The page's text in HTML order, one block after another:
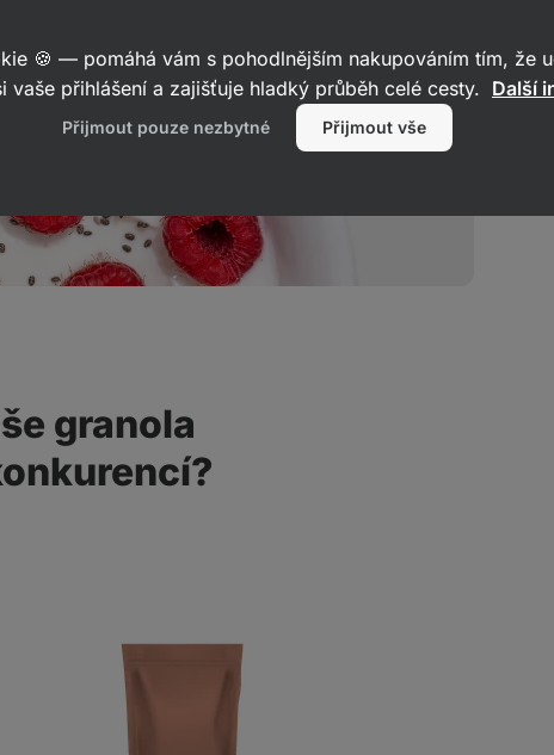
granola
🍪 — pomáhá vám s pohodlnějším nakupováním tím, že
vaše přihlášení a zajišťuje hladký průběh celé cesty. Další
Přijmout pouze nezbytné Přijmout vše